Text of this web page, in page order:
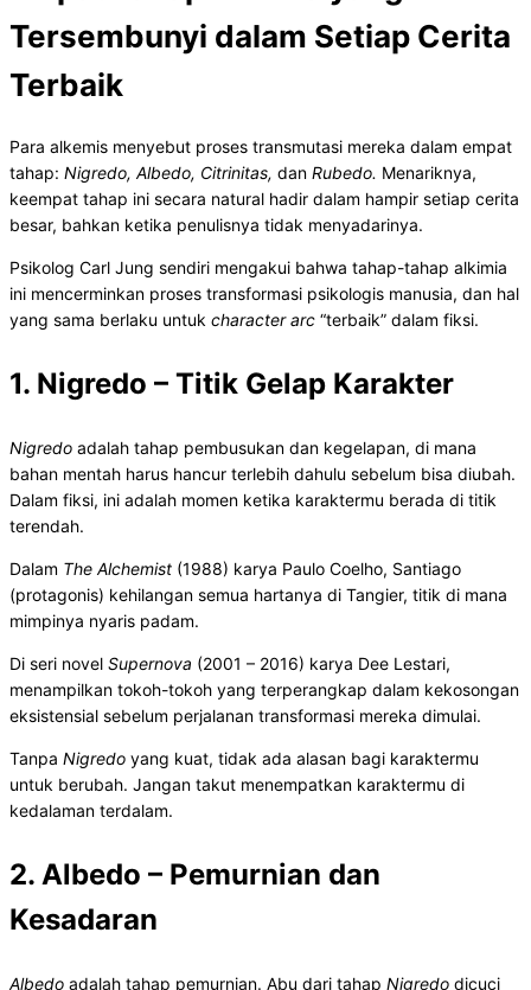
Tersembunyi dalam Setiap Cerita
Terbaik
Para alkemis menyebut proses transmutasi mereka dalam empat
tahap: Nigredo, Albedo, Citrinitas, dan Rubedo. Menariknya,
keempat tahap ini secara natural hadir dalam hampir setiap cerita
besar, bahkan ketika penulisnya tidak menyadarinya.
Psikolog Carl Jung sendiri mengakui bahwa tahap-tahap alkimia
ini mencerminkan proses transformasi psikologis manusia, dan hal
yang sama berlaku untuk character arc “terbaik” dalam fiksi.
1. Nigredo – Titik Gelap Karakter
Nigredo adalah tahap pembusukan dan kegelapan, di mana
bahan mentah harus hancur terlebih dahulu sebelum bisa diubah.
Dalam fiksi, ini adalah momen ketika karaktermu berada di titik
terendah.
Dalam The Alchemist (1988) karya Paulo Coelho, Santiago
(protagonis) kehilangan semua hartanya di Tangier, titik di mana
mimpinya nyaris padam.
Di seri novel Supernova (2001 – 2016) karya Dee Lestari,
menampilkan tokoh-tokoh yang terperangkap dalam kekosongan
eksistensial sebelum perjalanan transformasi mereka dimulai.
Tanpa Nigredo yang kuat, tidak ada alasan bagi karaktermu
untuk berubah. Jangan takut menempatkan karaktermu di
kedalaman terdalam.
2. Albedo – Pemurnian dan
Kesadaran
Albedo adalah tahap pemurnian. Abu dari tahap Nigredo dicuci